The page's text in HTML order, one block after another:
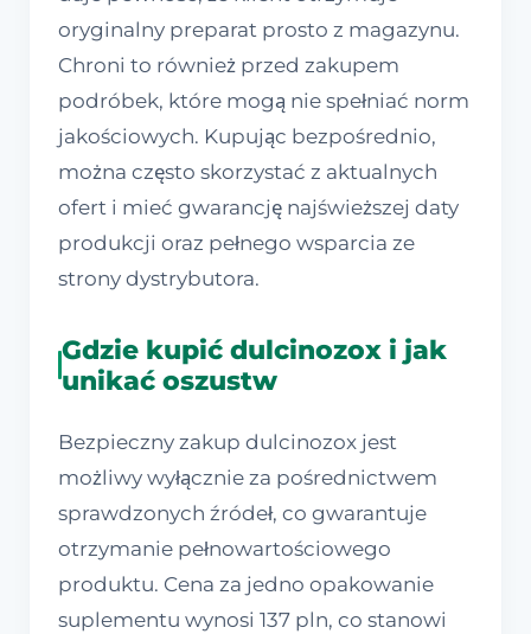
oryginalny preparat prosto z magazynu.
Chroni to również przed zakupem
podróbek, które mogą nie spełniać norm
jakościowych. Kupując bezpośrednio,
można często skorzystać z aktualnych
ofert i mieć gwarancję najświeższej daty
produkcji oraz pełnego wsparcia ze
strony dystrybutora.
Gdzie kupić dulcinozox i jak
unikać oszustw
Bezpieczny zakup dulcinozox jest
możliwy wyłącznie za pośrednictwem
sprawdzonych źródeł, co gwarantuje
otrzymanie pełnowartościowego
produktu. Cena za jedno opakowanie
suplementu wynosi 137 pln, co stanowi